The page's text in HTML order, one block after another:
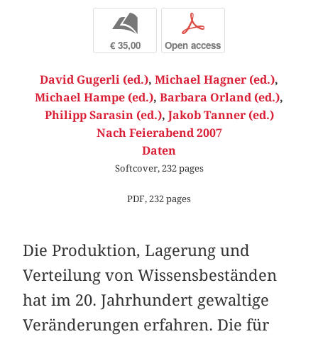
b
€ 35,00
p
Open access
David Gugerli (ed.), Michael Hagner (ed.),
Michael Hampe (ed.), Barbara Orland (ed.),
Philipp Sarasin (ed.), Jakob Tanner (ed.)
Nach Feierabend 2007
Daten
Softcover, 232 pages
PDF, 232 pages
Die Produktion, Lagerung und
Verteilung von Wissensbeständen
hat im 20. Jahrhundert gewaltige
Veränderungen erfahren. Die für